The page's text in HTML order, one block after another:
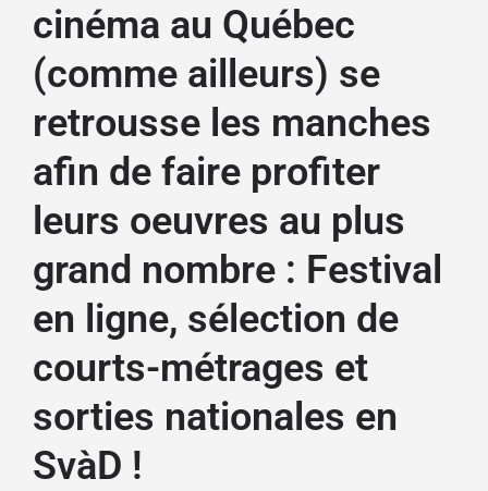
cinéma au Québec
(comme ailleurs) se
retrousse les manches
afin de faire profiter
leurs oeuvres au plus
grand nombre : Festival
en ligne, sélection de
courts-métrages et
sorties nationales en
SvàD !